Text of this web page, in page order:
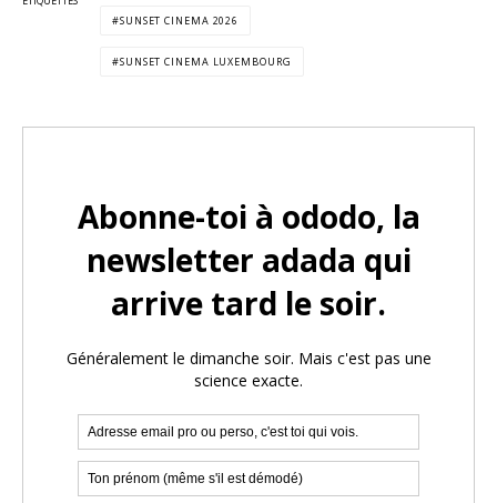
SUNSET CINEMA 2026
SUNSET CINEMA LUXEMBOURG